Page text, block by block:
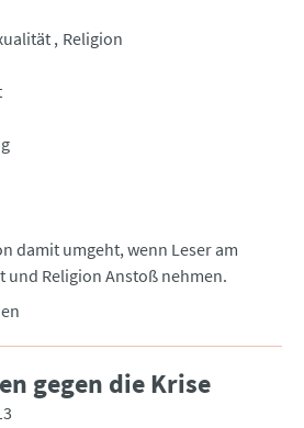
Religion
damit umgeht, wenn Leser am
und Religion Anstoß nehmen.
gegen die Krise